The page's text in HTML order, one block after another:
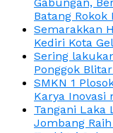
Batang Rokok
Semarakkan
Kediri Kota
Sering
Ponggok
SMKN 1
Karya Inovasi
Tangani Laka
Jombang